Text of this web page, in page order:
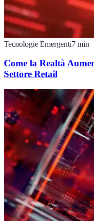
Tecnologie Emergenti7 min
Come la Realtà
Settore Retail